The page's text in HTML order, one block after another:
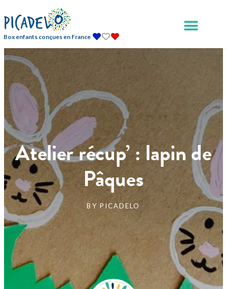
Box enfants conçues en France
Atelier récup’ : lapin de
Pâques
BY PICADELO